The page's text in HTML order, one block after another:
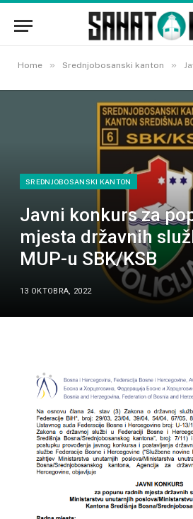
Home » Srednjobosanski kanton »
SREDNJOBOSANSKI KANTON
Javni konkurs za
mjesta državnih
MUP-u SBK/KSB
13 OKTOBRA, 2022